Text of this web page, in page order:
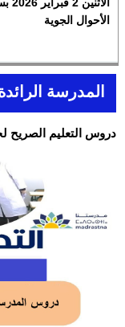
الأحوال الجوية
المدرسة
دروس التعليم الصريح